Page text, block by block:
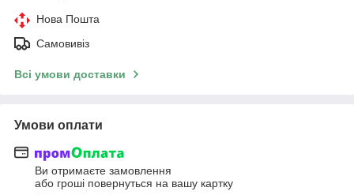
Нова Пошта
Самовивіз
Всі умови доставки
Умови оплати
Ви отримаєте замовлення
або гроші повернуться на вашу картку